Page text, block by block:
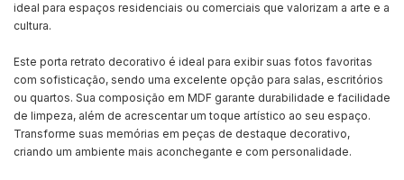
ideal para espaços residenciais ou comerciais que valorizam a arte e a
cultura.
Este porta retrato decorativo é ideal para exibir suas fotos favoritas
com sofisticação, sendo uma excelente opção para salas, escritórios
ou quartos. Sua composição em MDF garante durabilidade e facilidade
de limpeza, além de acrescentar um toque artístico ao seu espaço.
Transforme suas memórias em peças de destaque decorativo,
criando um ambiente mais aconchegante e com personalidade.